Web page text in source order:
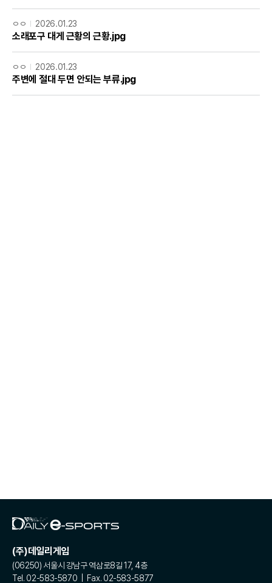
ㅇㅇ 2026.01.23
소래포구 대게 근황의 근황.jpg
ㅇㅇ 2026.01.23
주변에 절대 두면 안되는 부류.jpg
(주)데일리게임
(06250) 서울시 강남구 역삼로8길 17, 4층
Tel. 02-583-5870 | Fax. 02-583-5877